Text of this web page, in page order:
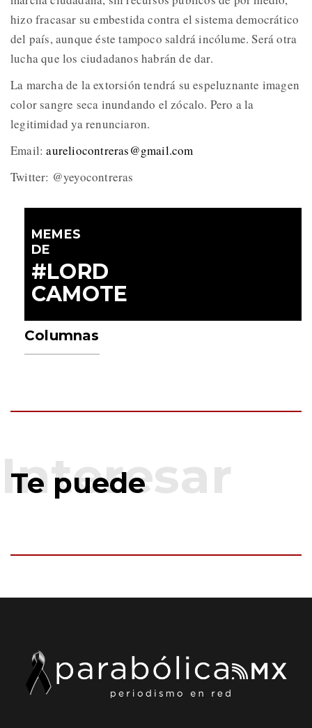
hizo fracasar su embestida contra el sistema democrático
del país, aunque éste tampoco saldrá incólume. Será otra
lucha que los ciudadanos habrán de dar.
La marcha de la extorsión tendrá su espeluznante imagen
color sangre seca inundando el zócalo. Pero a la
legitimidad ya renunciaron.
Email:aureliocontreras@gmail.com
Twitter: @yeyocontreras
MEMES
DE
#LORD
CAMOTE
Columnas
Te puede